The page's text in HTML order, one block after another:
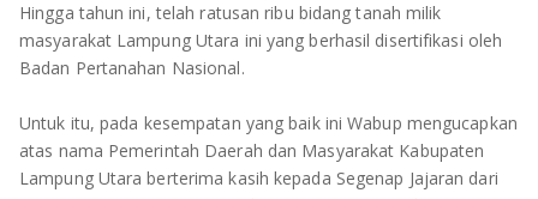
TULANG BAWANG BARAT
MESUJI
WAY KANAN
PRINGSEWU
Hingga tahun ini, telah ratusan ribu bidang tanah milik
masyarakat Lampung Utara ini yang berhasil disertifikasi oleh
Badan Pertanahan Nasional.
Untuk itu, pada kesempatan yang baik ini Wabup mengucapkan
atas nama Pemerintah Daerah dan Masyarakat Kabupaten
Lampung Utara berterima kasih kepada Segenap Jajaran dari